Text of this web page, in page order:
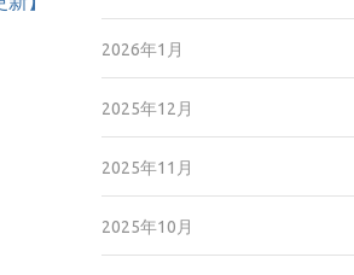
2026年1月
2025年12月
2025年11月
2025年10月